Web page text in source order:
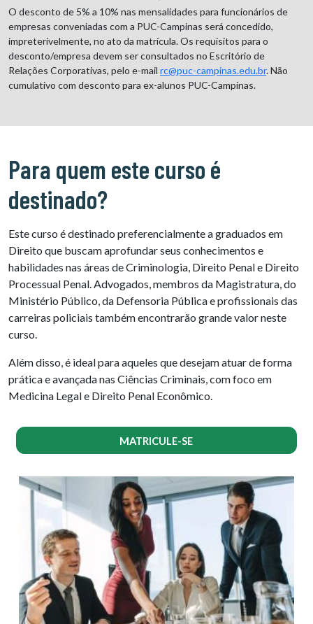
O desconto de 5% a 10% nas mensalidades para funcionários de
empresas conveniadas com a PUC-Campinas será concedido,
impreterivelmente, no ato da matrícula. Os requisitos para o
desconto/empresa devem ser consultados no Escritório de
Relações Corporativas, pelo e-mail rc@puc-campinas.edu.br. Não
cumulativo com desconto para ex-alunos PUC-Campinas.
Para quem este curso é
destinado?
Este curso é destinado preferencialmente a graduados em
Direito que buscam aprofundar seus conhecimentos e
habilidades nas áreas de Criminologia, Direito Penal e Direito
Processual Penal. Advogados, membros da Magistratura, do
Ministério Público, da Defensoria Pública e profissionais das
carreiras policiais também encontrarão grande valor neste
curso.
Além disso, é ideal para aqueles que desejam atuar de forma
prática e avançada nas Ciências Criminais, com foco em
Medicina Legal e Direito Penal Econômico.
MATRICULE-SE